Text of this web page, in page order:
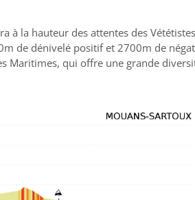
à la hauteur des attentes des
de dénivelé positif et 2700m de
Maritimes, qui offre une grande